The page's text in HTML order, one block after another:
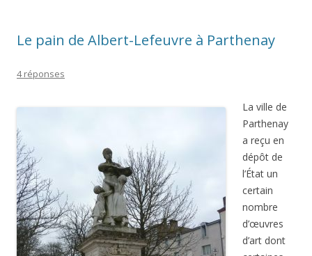
Le pain de Albert-Lefeuvre à Parthenay
4 réponses
La ville de
Parthenay
a reçu en
dépôt de
l’État un
certain
nombre
d’œuvres
d’art dont